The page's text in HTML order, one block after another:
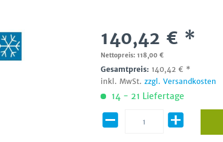
140,42 € *
Nettopreis: 118,00 €
Gesamtpreis: 140,42 € *
inkl. MwSt.zzgl. Versandkosten
14 - 21 Liefertage